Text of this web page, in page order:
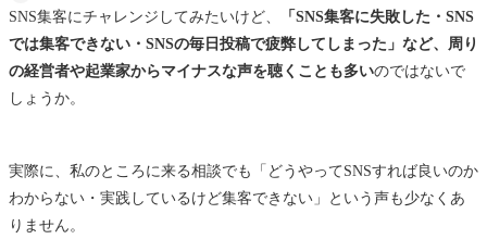
SNS集客にチャレンジしてみたいけど、
「SNS集客に失敗した・SNS
では集客できない・SNSの毎日投稿で疲弊してしまった」など、周り
の経営者や起業家からマイナスな声を聴くことも多いのではないで
しょうか。
実際に、私のところに来る相談でも「どうやってSNSすれば良いのか
わからない・実践しているけど集客できない」という声も少なくあ
りません。